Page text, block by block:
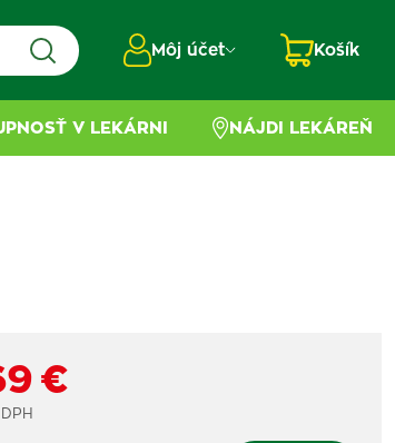
Môj účet Košík
V LEKÁRNI NÁJDI LEKÁREŇ
€